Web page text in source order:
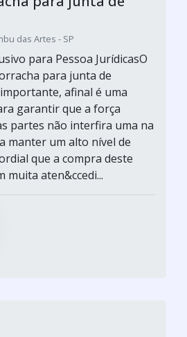
das Artes - SP
para Pessoa JurídicasO
para junta de
afinal é uma
garantir que a força
partes não interfira uma na
manter um alto nível de
que a compra deste
muita aten&ccedi...